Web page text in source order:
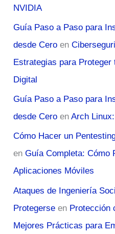
NVIDIA
Guía Paso a Paso para
desde Cero en
Estrategias para Proteger
Digital
Guía Paso a Paso para
desde Cero enArch
Cómo Hacer un
enGuía Completa: Cómo
Aplicaciones Móviles
Ataques de Ingeniería
Protegerse en Protección
Mejores Prácticas para